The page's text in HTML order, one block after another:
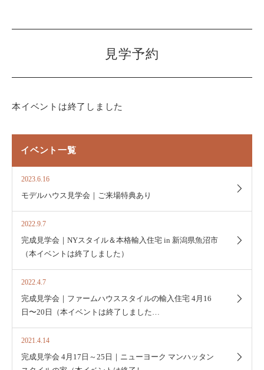
見学予約
本イベントは終了しました
イベント一覧
2023.6.16
モデルハウス見学会｜ご来場特典あり
2022.9.7
完成見学会｜NYスタイル＆本格輸入住宅 in 新潟県魚沼市
（本イベントは終了しました）
2022.4.7
完成見学会｜ファームハウススタイルの輸入住宅 4月16
日〜20日（本イベントは終了しました…
2021.4.14
完成見学会 4月17日～25日｜ニューヨーク マンハッタン